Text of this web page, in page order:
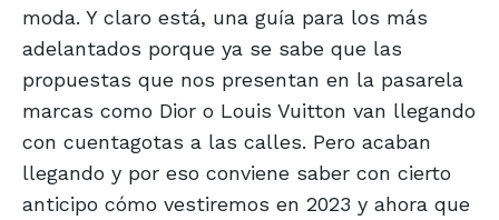
moda. Y claro está, una guía para los más
adelantados porque ya se sabe que las
propuestas que nos presentan en la pasarela
marcas como Dior o Louis Vuitton van llegando
con cuentagotas a las calles. Pero acaban
llegando y por eso conviene saber con cierto
anticipo cómo vestiremos en 2023 y ahora que